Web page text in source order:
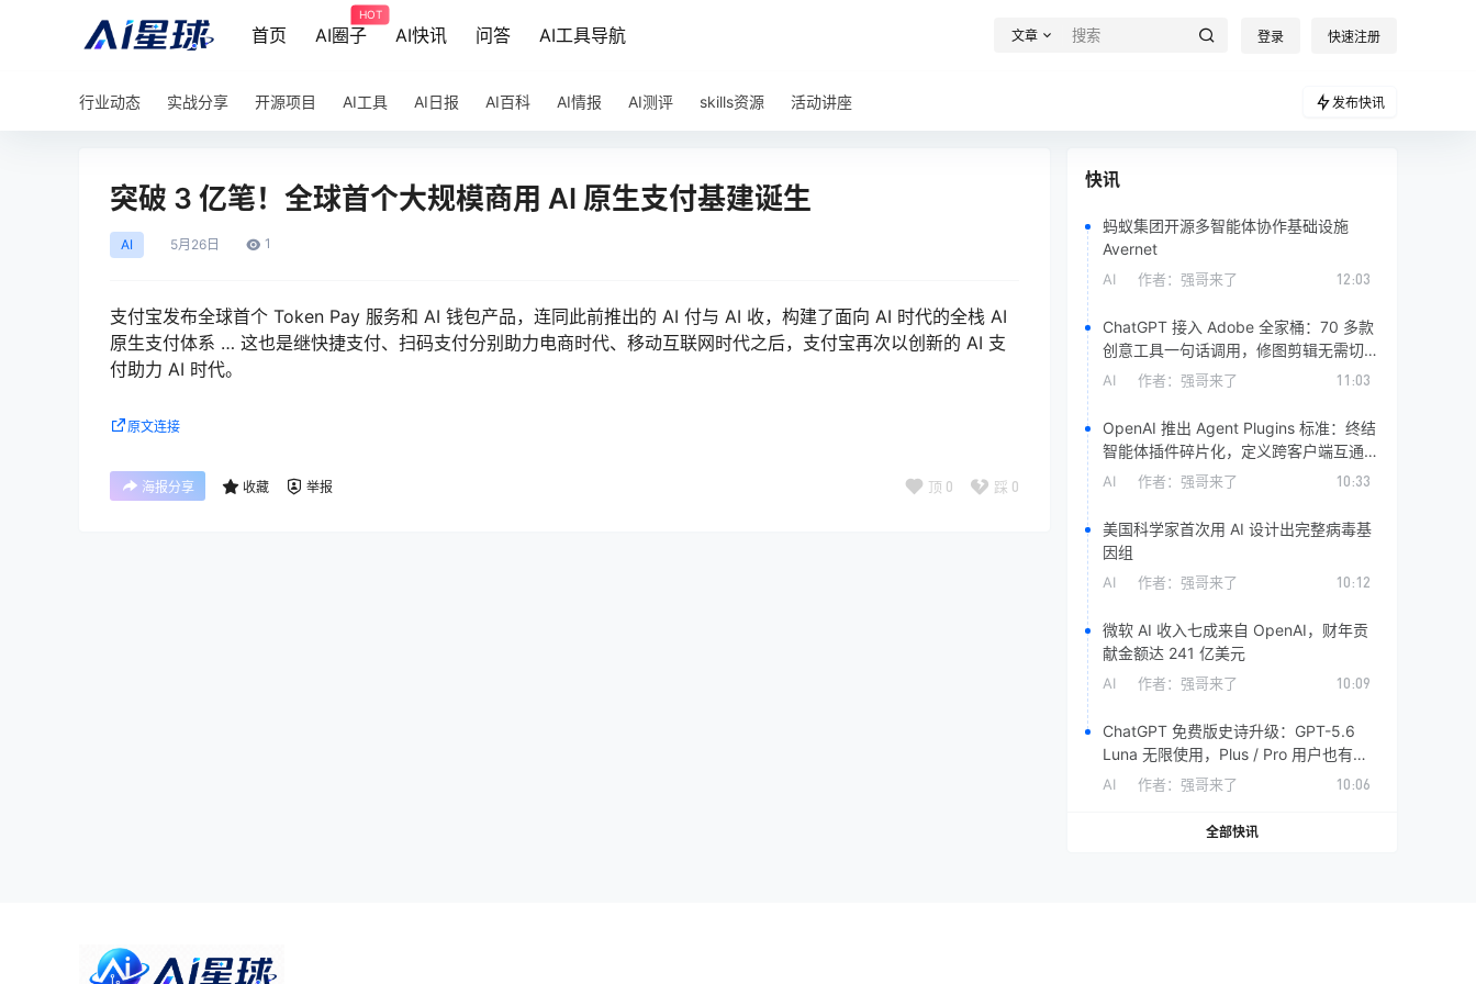
首页 AI圈子
HOT
AI快讯 问答 AI工具导航 文章 登录 快速注册
行业动态 实战分享 开源项目 AI工具 AI日报 AI百科 AI情报 AI测评 skills资源 活动讲座 发布快讯
突破 3 亿笔！全球首个大规模商用 AI 原生支付基建诞生
AI 5月 26日 1
支付宝发布全球首个 Token Pay 服务和 AI 钱包产品，连同此前推出的 AI 付与 AI 收，构建了面向 AI 时代的全栈 AI
原生支付体系 … 这也是继快捷支付、扫码支付分别助力电商时代、移动互联网时代之后，支付宝再次以创新的 AI 支
付助力 AI 时代。
原文连接
海报分享 收藏 举报 顶 0 踩 0
快讯
蚂蚁集团开源多智能体协作基础设施
Avernet
AI 作者： 强哥来了 12:03
ChatGPT 接入 Adobe 全家桶：70 多款
创意工具一句话调用，修图剪辑无需切换
软件
AI 作者： 强哥来了 11:03
OpenAI 推出 Agent Plugins 标准：终结
智能体插件碎片化，定义跨客户端互通规
范
AI 作者： 强哥来了 10:33
美国科学家首次用 AI 设计出完整病毒基
因组
AI 作者： 强哥来了 10:12
微软 AI 收入七成来自 OpenAI，财年贡
献金额达 241 亿美元
AI 作者： 强哥来了 10:09
ChatGPT 免费版史诗升级：GPT-5.6
Luna 无限使用，Plus / Pro 用户也有专
属福利
AI 作者： 强哥来了 10:06
全部快讯